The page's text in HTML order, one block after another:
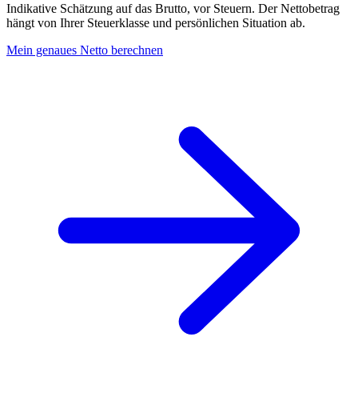
Indikative Schätzung auf das Brutto, vor Steuern. Der Nettobetrag
hängt von Ihrer Steuerklasse und persönlichen Situation ab.
Mein genaues Netto berechnen